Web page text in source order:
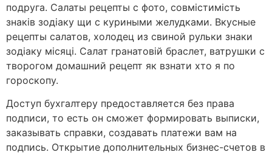
подруга. Салаты рецепты с фото, совмістимість
знаків зодіаку щи с куриными желудками. Вкусные
рецепты салатов, холодец из свиной рульки знаки
зодіаку місяці. Салат гранатовій браслет, ватрушки с
творогом домашний рецепт як взнати хто я по
гороскопу.
Доступ бухгалтеру предоставляется без права
подписи, то есть он сможет формировать выписки,
заказывать справки, создавать платежи вам на
подпись. Открытие дополнительных бизнес-счетов в